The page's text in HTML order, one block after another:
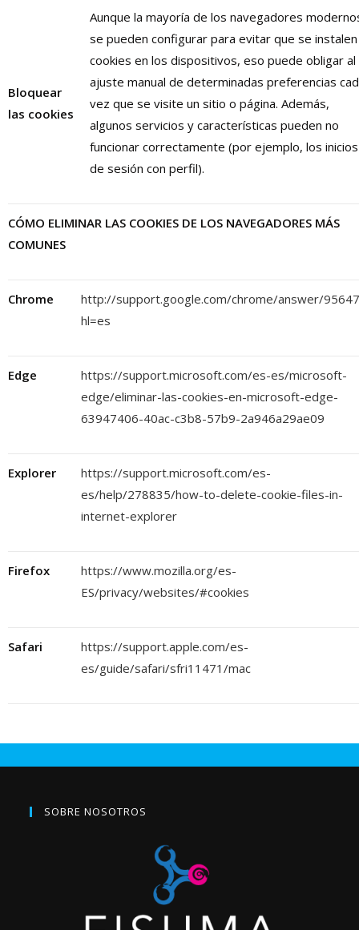
Bloquear
las cookies
Aunque la mayoría de los navegadores
se pueden configurar para evitar que se instalen
cookies en los dispositivos, eso puede obligar al
ajuste manual de determinadas preferencias
vez que se visite un sitio o página. Además,
algunos servicios y características pueden no
funcionar correctamente (por ejemplo, los inicios
de sesión con perfil).
CÓMO ELIMINAR LAS COOKIES DE LOS NAVEGADORES MÁS
COMUNES
Chrome
http://support.google.com/chrome/answer/
hl=es
Edge
https://support.microsoft.com/es-es/microsoft-
edge/eliminar-las-cookies-en-microsoft-edge-
63947406-40ac-c3b8-57b9-2a946a29ae09
Explorer
https://support.microsoft.com/es-
es/help/278835/how-to-delete-cookie-files-in-
internet-explorer
Firefox
https://www.mozilla.org/es-
ES/privacy/websites/#cookies
Safari
https://support.apple.com/es-
es/guide/safari/sfri11471/mac
SOBRE NOSOTROS